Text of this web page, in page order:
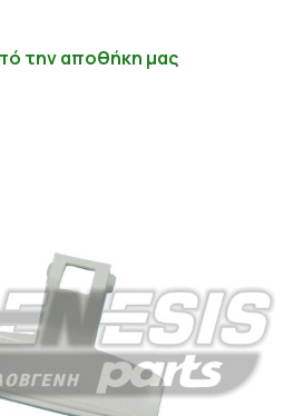
την αποθήκη μαςΠροσθήκη στο καλάθι